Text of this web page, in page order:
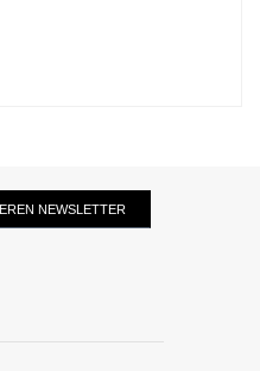
NEWSLETTER